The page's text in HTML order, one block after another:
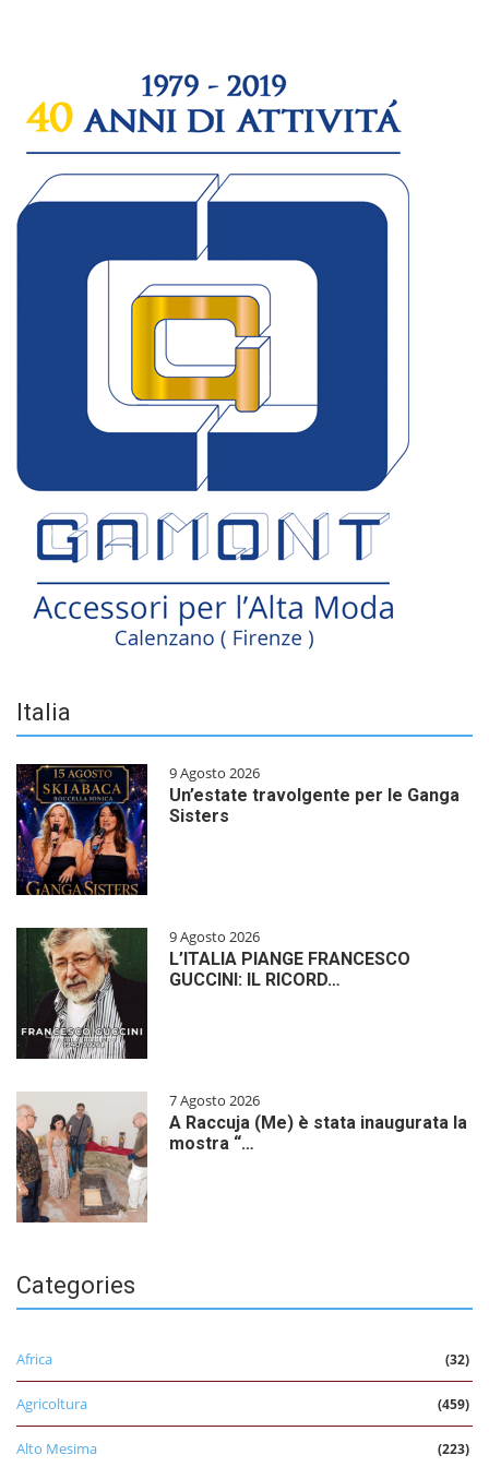
Italia
9 Agosto 2026
Un’estate travolgente per le Ganga
Sisters
9 Agosto 2026
L’ITALIA PIANGE FRANCESCO
GUCCINI: IL RICORD…
7 Agosto 2026
A Raccuja (Me) è stata inaugurata la
mostra “…
Categories
Africa (32)
Agricoltura (459)
Alto Mesima (223)